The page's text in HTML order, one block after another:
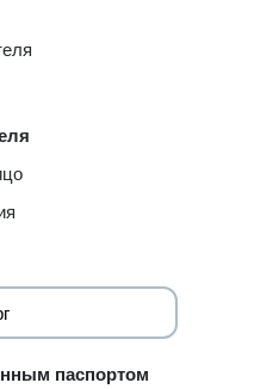
паспортом